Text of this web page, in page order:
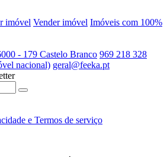
imóvel Vender imóvel Imóveis com 100%
- 179 Castelo Branco 969 218 328
nacional) geral@feeka.pt
e Termos de serviço